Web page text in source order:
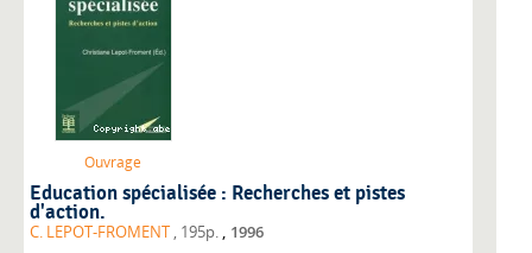
Ouvrage
Education spécialisée : Recherches et pistes
d'action.
C. LEPOT-FROMENT , 195p. , 1996